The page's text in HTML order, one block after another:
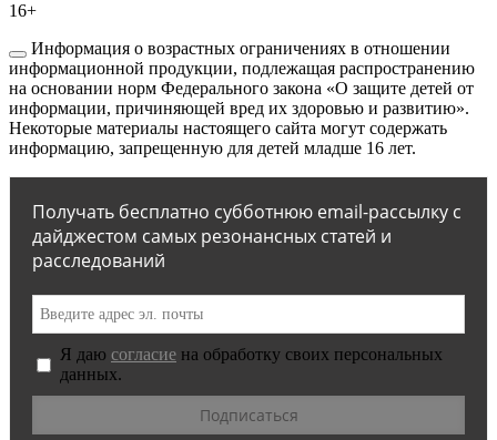
16+
Информация о возрастных ограничениях в отношении
информационной продукции, подлежащая распространению
на основании норм Федерального закона «О защите детей от
информации, причиняющей вред их здоровью и развитию».
Некоторые материалы настоящего сайта могут содержать
информацию, запрещенную для детей младше 16 лет.
Получать бесплатно субботнюю email-рассылку с
дайджестом самых резонансных статей и
расследований
Я даю согласие на обработку своих персональных
данных.